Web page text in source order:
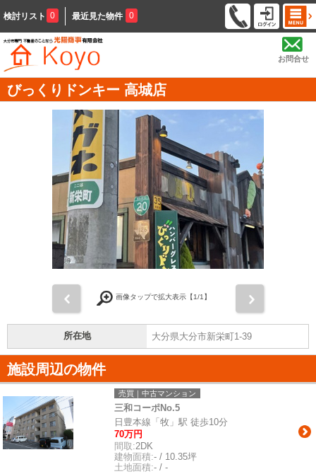
検討リスト 0 最近見た物件 0
お問合せ
びっくりドンキー 高城店
画像タップで拡大表示【1/1】
所在地 大分県大分市新栄町1-39
施設周辺の物件
売買｜中古マンション
三和コーポNo.5
日豊本線「牧」駅 徒歩10分
70万円
間取:2DK
建物面積:- / 10.35坪
土地面積:- / -